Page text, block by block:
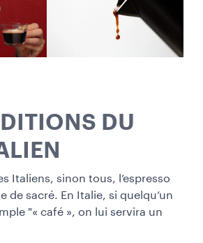
DU
Italiens, sinon tous, l’espresso
de sacré. En Italie, si quelqu’un
"« café », on lui servira un